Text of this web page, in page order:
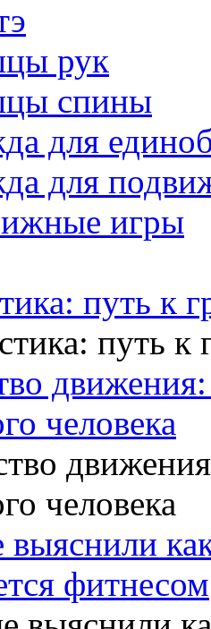
рук
спины
для
для
игры
путь к
человека
фитнесом